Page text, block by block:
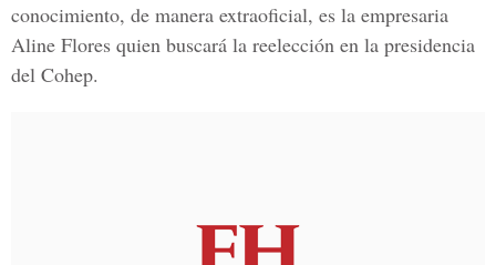
conocimiento, de manera extraoficial, es la empresaria
Aline Flores quien buscará la reelección en la presidencia
del Cohep.